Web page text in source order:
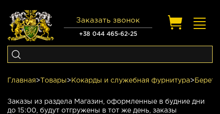
+38 044 465-62-25
Заказать звонок
Главная> Товары> Кокарды и служебная фурнитура>
Заказы из раздела Магазин, оформленные в будние дни
до 15:00, будут отгружены в тот же день, заказы